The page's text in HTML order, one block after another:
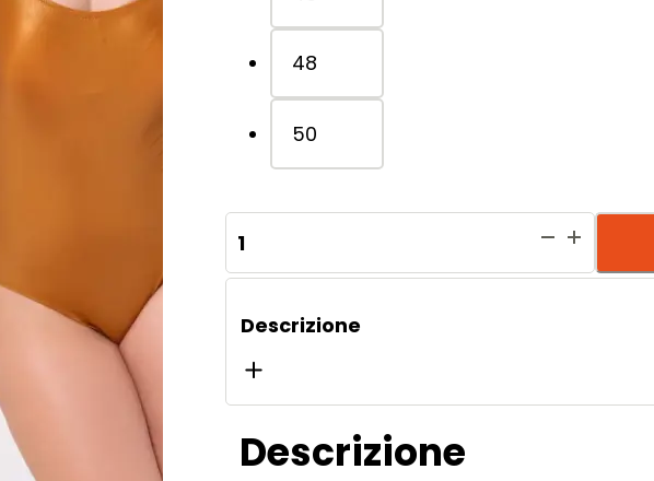
48
50
Africa
Descrizione
Descrizione